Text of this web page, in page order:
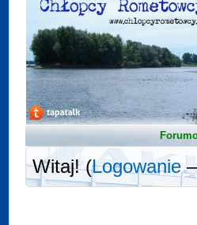
Witaj! (Logowanie